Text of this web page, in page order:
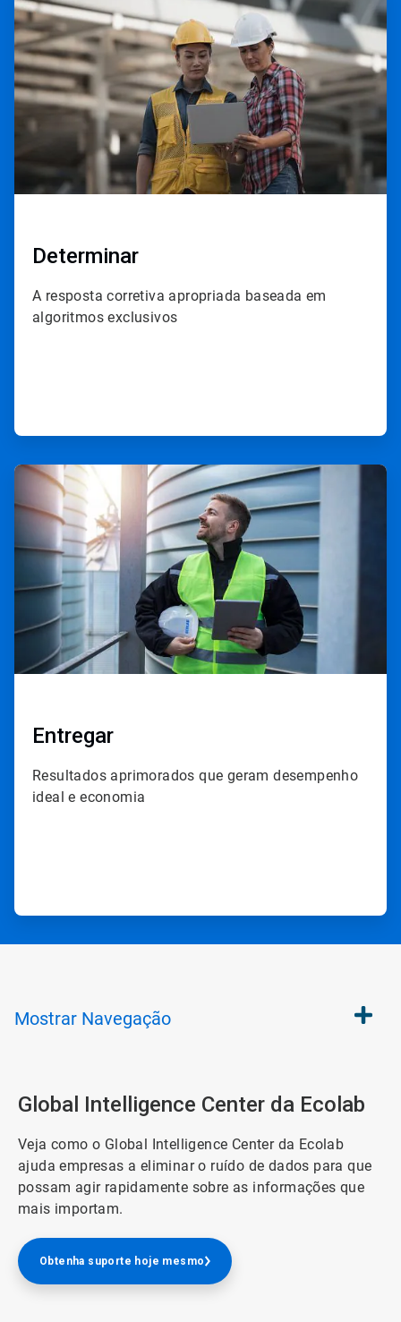
2
de
3
Determinar
A resposta corretiva apropriada baseada em
algoritmos exclusivos
ArticleTile
de
Entregar
Resultados aprimorados que geram desempenho
ideal e economia
Mostrar Navegação
Global Intelligence Center da Ecolab
Veja como o Global Intelligence Center da Ecolab
ajuda empresas a eliminar o ruído de dados para que
possam agir rapidamente sobre as informações que
mais importam.
Obtenha suporte hoje mesmo